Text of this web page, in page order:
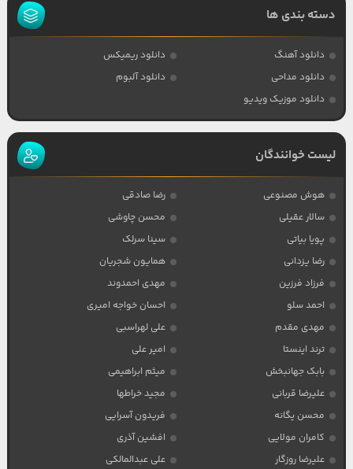
دسته بندی ها
دانلود آهنگ
دانلود ریمیکس
دانلود مداحی
دانلود آلبوم
دانلود موزیک ویدیو
لیست خوانندگان
هوش مصنوعی
رضا صادقی
سالار عقیلی
محسن چاوشی
پویا بیاتی
سینا سرلک
رضا یزدانی
همایون شجریان
فرزاد فرزین
مهدی احمدوند
احمد سلو
احسان خواجه امیری
مهدی مقدم
علی لهراسبی
ترند اینستا
امیر علی
بابک جهانبخش
میثم ابراهیمی
علیرضا قربانی
مجید خراطها
محسن یگانه
فریدون آسرایی
کامران مولایی
افشین آذری
علیرضا روزگار
علی عبدالمالکی